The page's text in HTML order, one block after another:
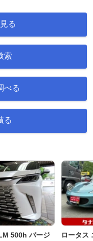
る
索
べる
る
500h バージ
ロータス